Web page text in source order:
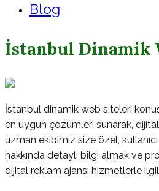
Blog
İstanbul Dinamik
İstanbul dinamik web siteleri
en uygun çözümleri sunarak, dijital
uzman ekibimiz size özel,
hakkında detaylı bilgi almak ve
dijital reklam ajansı hizmetlerle